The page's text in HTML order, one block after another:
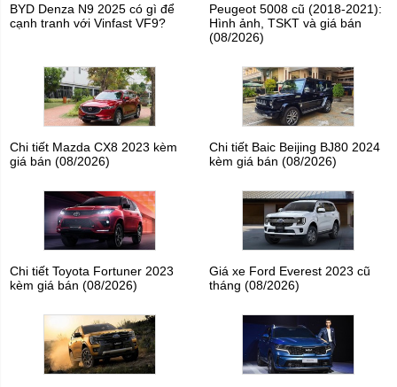
BYD Denza N9 2025 có gì để
cạnh tranh với Vinfast VF9?
Peugeot 5008 cũ (2018-2021):
Hình ảnh, TSKT và giá bán
(08/2026)
Chi tiết Mazda CX8 2023 kèm
giá bán (08/2026)
Chi tiết Baic Beijing BJ80 2024
kèm giá bán (08/2026)
Chi tiết Toyota Fortuner 2023
kèm giá bán (08/2026)
Giá xe Ford Everest 2023 cũ
tháng (08/2026)